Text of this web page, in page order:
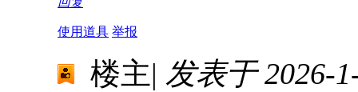
使用道具 举报
楼主| 发表于 2026-